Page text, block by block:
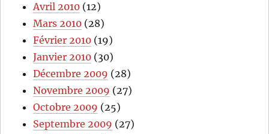
Avril 2010 (12)
Mars 2010 (28)
Février 2010 (19)
Janvier 2010 (30)
Décembre 2009 (28)
Novembre 2009 (27)
Octobre 2009 (25)
Septembre 2009 (27)